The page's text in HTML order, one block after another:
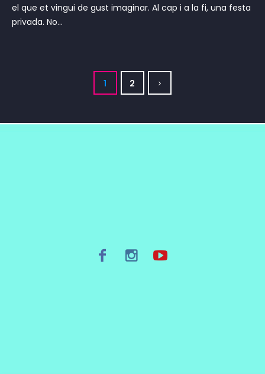
el que et vingui de gust imaginar. Al cap i a la fi, una festa
privada. No...
1 2